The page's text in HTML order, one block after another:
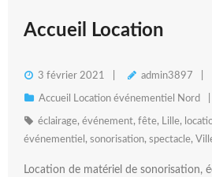
Accueil Location
3 février 2021 admin3897
Accueil Location événementiel Nord
éclairage, événement, fête, Lille,
événementiel , sonorisation, spectacle,
Location de matériel de sonorisation,